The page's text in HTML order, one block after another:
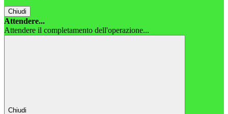
Chiudi
Attendere...
Attendere il completamento dell'operazione...
Chiudi